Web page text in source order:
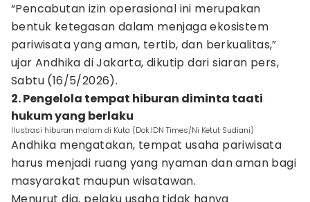
“Pencabutan izin operasional ini merupakan
bentuk ketegasan dalam menjaga ekosistem
pariwisata yang aman, tertib, dan berkualitas,”
ujar Andhika di Jakarta, dikutip dari siaran pers,
Sabtu (16/5/2026).
2. Pengelola tempat hiburan diminta taati
hukum yang berlaku
Ilustrasi hiburan malam di Kuta (Dok.IDN Times/Ni Ketut Sudiani)
Andhika mengatakan, tempat usaha pariwisata
harus menjadi ruang yang nyaman dan aman bagi
masyarakat maupun wisatawan.